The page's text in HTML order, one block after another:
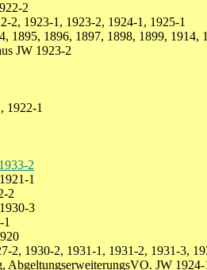
2
2, 1923-1, 1923-2, 1924-1, 1925-1
1895, 1896, 1897, 1898, 1899, 1914,
JW 1923-2
1922-1
1933-2
1
2
3
2, 1930-2, 1931-1, 1931-2, 1931-3,
AbgeltungserweiterungsVO. JW 1924-